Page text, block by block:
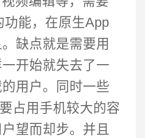
能，在原生App
缺点就是需要用
开始就失去了一
用户。同时一些
占用手机较大的容
望而却步。并且